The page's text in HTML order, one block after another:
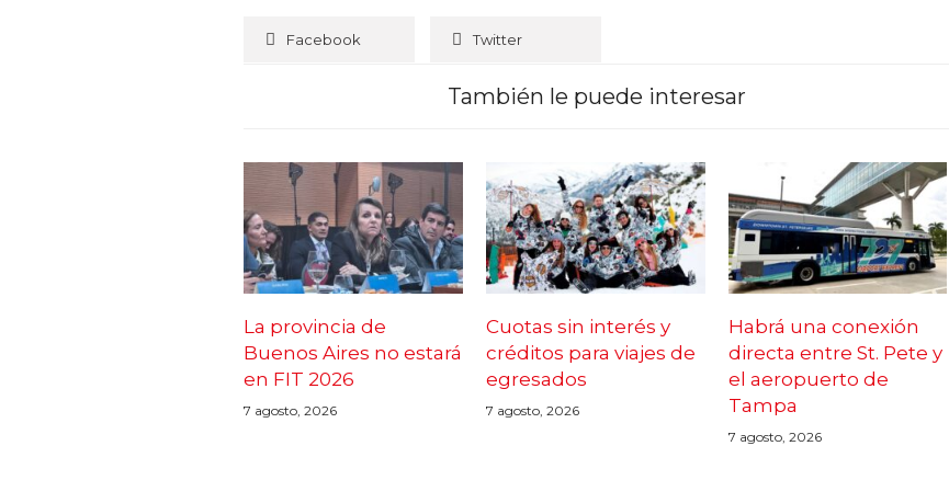
Facebook Twitter
También le puede interesar
La provincia de
Buenos Aires no estará
en FIT 2026
7 agosto, 2026
Cuotas sin interés y
créditos para viajes de
egresados
7 agosto, 2026
Habrá una conexión
directa entre St. Pete y
el aeropuerto de
Tampa
7 agosto, 2026